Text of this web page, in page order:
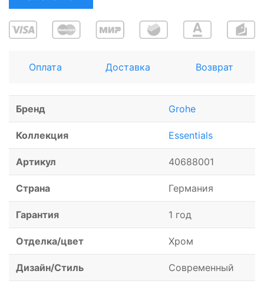
Оплата Доставка Возврат
Бренд Grohe
Коллекция Essentials
Артикул 40688001
Страна Германия
Гарантия 1 год
Отделка/цвет Хром
Дизайн/Стиль Современный